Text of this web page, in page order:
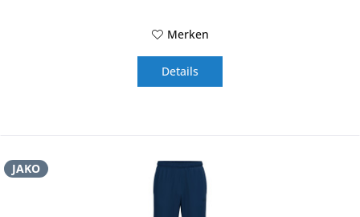
Merken
Details
JAKO